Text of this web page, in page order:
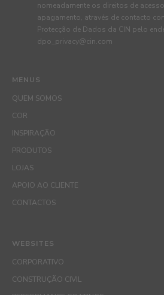
MENUS
QUEM SOMOS
COR
INSPIRAÇÃO
PRODUTOS
LOJAS
APOIO AO CLIENTE
CONTACTOS
nomeadamente os direitos de
apagamento, através de contacto
Protecção de Dados da CIN pelo
dpo_privacy@cin.com
WEBSITES
CORPORATIVO
CONSTRUÇÃO CIVIL